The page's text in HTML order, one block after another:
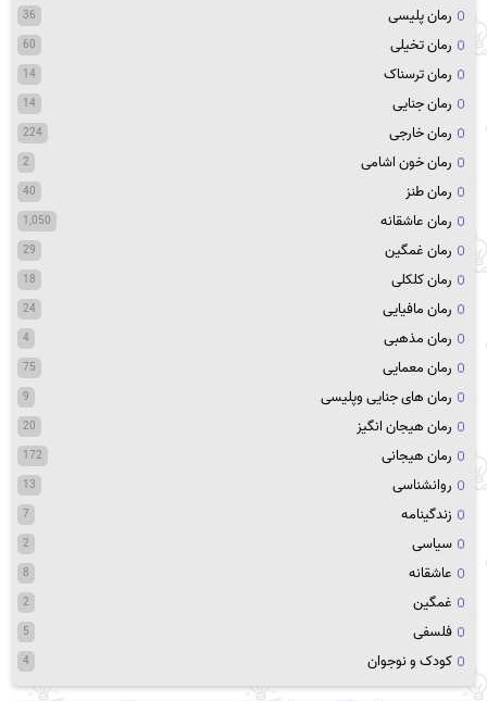
رمان پلیسی 36
رمان تخیلی 60
رمان ترسناک 14
رمان جنایی 14
رمان خارجی 224
رمان خون اشامی 2
رمان طنز 40
رمان عاشقانه 1,050
رمان غمگین 29
رمان کلکلی 18
رمان مافیایی 24
رمان مذهبی 4
رمان معمایی 75
رمان های جنایی وپلیسی 9
رمان هیجان انگیز 20
رمان هیجانی 172
روانشناسی 13
زندگینامه 7
سیاسی 2
عاشقانه 8
غمگین 2
فلسفی 5
کودک و نوجوان 4